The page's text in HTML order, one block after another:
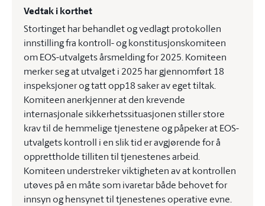
Vedtak i korthet
Stortinget har behandlet og vedlagt protokollen
innstilling fra kontroll- og konstitusjonskomiteen
om EOS-utvalgets årsmelding for 2025. Komiteen
merker seg at utvalget i 2025 har gjennomført 18
inspeksjoner og tatt opp18 saker av eget tiltak.
Komiteen anerkjenner at den krevende
internasjonale sikkerhetssituasjonen stiller store
krav til de hemmelige tjenestene og påpeker at EOS-
utvalgets kontroll i en slik tid er avgjørende for å
opprettholde tilliten til tjenestenes arbeid.
Komiteen understreker viktigheten av at kontrollen
utøves på en måte som ivaretar både behovet for
innsyn og hensynet til tjenestenes operative evne.